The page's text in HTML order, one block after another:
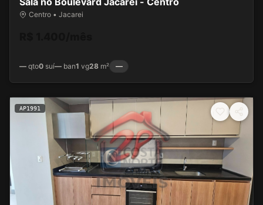
Centro • Jacarei
— qto0 suí— ban1 vg28 m² —
AP1991